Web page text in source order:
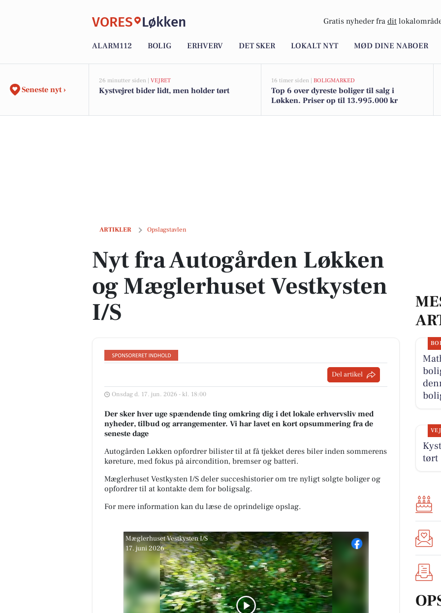
VORES Løkken Gratis nyheder fra dit
ALARM112 BOLIG ERHVERV DET SKER LOKALT NYT MØD DINE NABOER
Seneste nyt ›
26 minutter siden | VEJRET
Kystvejret bider lidt, men holder tørt
16 timer siden | BOLIGMARKED
Top 6 over dyreste boliger til salg i
Løkken. Priser op til 13.995.000 kr
ARTIKLER Opslagstavlen
Nyt fra Autogården Løkken og Mæglerhuset Vestkysten I/S
Nyt fra Autogården Løkken
og Mæglerhuset Vestkysten
I/S
Del artikel
Onsdag d. 17. jun. 2026 - kl. 18:00
Der sker hver uge spændende ting omkring dig i det lokale erhvervsliv med
nyheder, tilbud og arrangementer. Vi har lavet en kort opsummering fra de
seneste dage
Autogården Løkken opfordrer bilister til at få tjekket deres biler inden sommerens
køreture, med fokus på aircondition, bremser og batteri.
Mæglerhuset Vestkysten I/S deler succeshistorier om tre nyligt solgte boliger og
opfordrer til at kontakte dem for boligsalg.
For mere information kan du læse de oprindelige opslag.
Mæglerhuset Vestkysten I/S
17. juni 2026
tørt